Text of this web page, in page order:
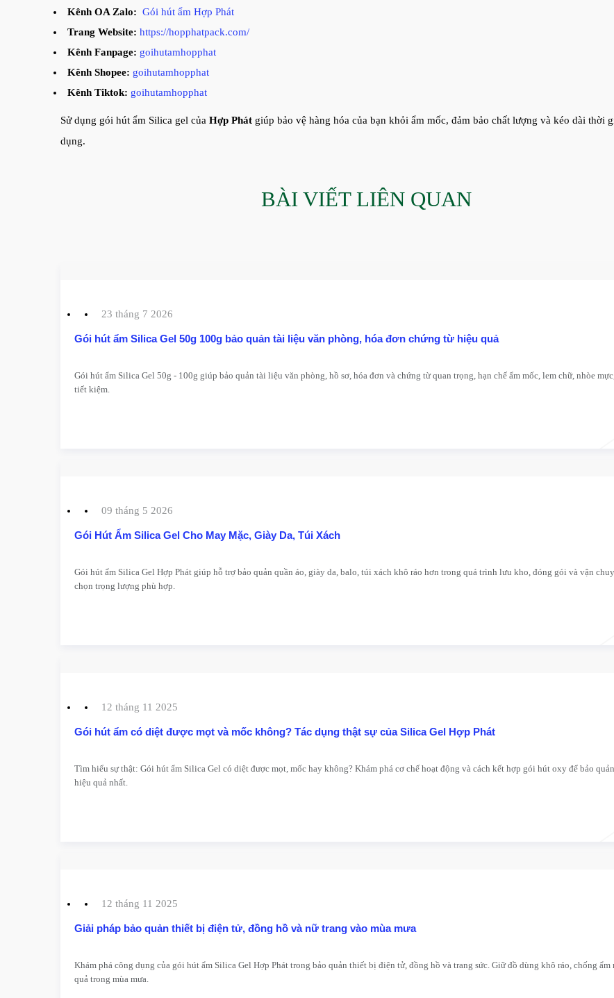
Kênh OA Zalo: Gói hút ẩm Hợp Phát
Trang Website: https://hopphatpack.com/
Kênh Fanpage: goihutamhopphat
Kênh Shopee: goihutamhopphat
Kênh Tiktok: goihutamhopphat
Sử dụng gói hút ẩm Silica gel của Hợp Phát giúp bảo vệ hàng hóa của bạn khỏi ẩm mốc, đảm bảo chất lượng và kéo dài thời
dụng.
BÀI VIẾT LIÊN QUAN
23 tháng 7 2026
Gói hút ẩm Silica Gel 50g 100g bảo quản tài liệu văn phòng, hóa đơn chứng từ hiệu quả
Gói hút ẩm Silica Gel 50g - 100g giúp bảo quản tài liệu văn phòng, hồ sơ, hóa đơn và chứng từ quan trọng, hạn chế ẩm mốc, lem chữ, nhòe
tiết kiệm.
09 tháng 5 2026
Gói Hút Ẩm Silica Gel Cho May Mặc, Giày Da, Túi Xách
Gói hút ẩm Silica Gel Hợp Phát giúp hỗ trợ bảo quản quần áo, giày da, balo, túi xách khô ráo hơn trong quá trình lưu kho, đóng gói và vận
chọn trọng lượng phù hợp.
12 tháng 11 2025
Gói hút ẩm có diệt được mọt và mốc không? Tác dụng thật sự của Silica Gel Hợp Phát
Tìm hiểu sự thật: Gói hút ẩm Silica Gel có diệt được mọt, mốc hay không? Khám phá cơ chế hoạt động và cách kết hợp gói hút oxy để bảo
hiệu quả nhất.
12 tháng 11 2025
Giải pháp bảo quản thiết bị điện tử, đồng hồ và nữ trang vào mùa mưa
Khám phá công dụng của gói hút ẩm Silica Gel Hợp Phát trong bảo quản thiết bị điện tử, đồng hồ và trang sức. Giữ đồ dùng khô ráo, chống ẩm
quả trong mùa mưa.